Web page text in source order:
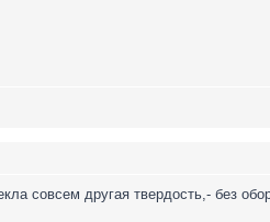
совсем другая твердость,- без